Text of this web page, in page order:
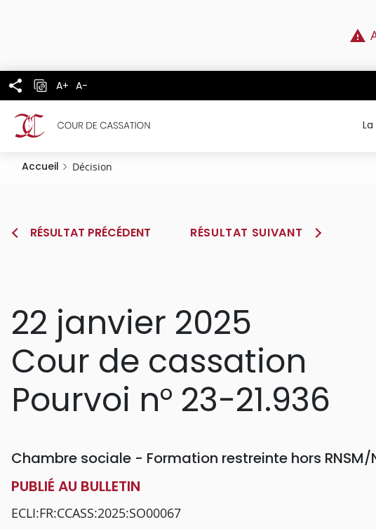
A+ A-
Accueil Décision
RÉSULTAT PRÉCÉDENT RÉSULTAT SUIVANT
22 janvier 2025
Cour de cassation
Pourvoi n° 23-21.936
Chambre sociale - Formation restreinte hors RNSM/
PUBLIÉ AU BULLETIN
ECLI:FR:CCASS:2025:SO00067